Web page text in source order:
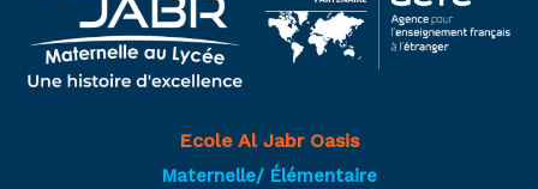
Ecole Al Jabr Oasis
Maternelle/ Élémentaire